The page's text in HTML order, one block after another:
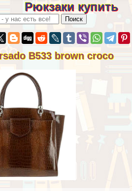
Рюкзаки купить
B533 brown croco